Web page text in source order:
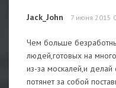
Jack_John 7 июня 2015
Чем больше
людей,готовых на
из-за москалей,и
потянет за собой